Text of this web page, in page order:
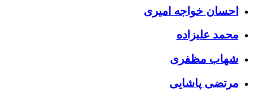
احسان خواجه امیری
محمد علیزاده
شهاب مظفری
مرتضی پاشایی